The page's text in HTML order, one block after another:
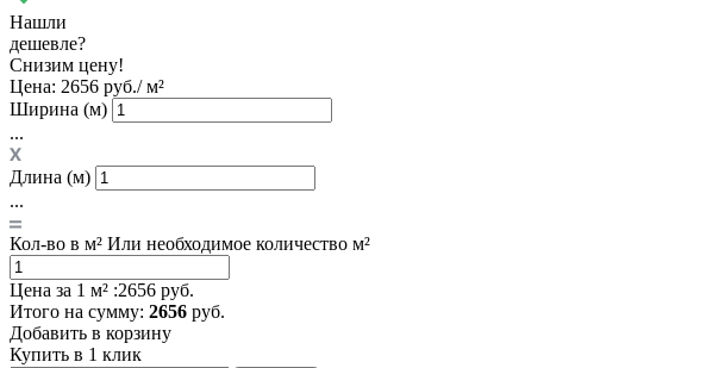
Нашли
дешевле?
Снизим цену!
Цена: 2656 руб./ м²
Ширина (м)
...
Длина (м)
...
Кол-во в м² Или необходимое количество м²
Цена за 1 м² :2656 руб.
Итого на сумму: 2656 руб.
Добавить в корзину
Купить в 1 клик